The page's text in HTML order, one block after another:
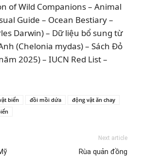
of Wild Companions – Animal
Guide – Ocean Bestiary –
Darwin) – Dữ liệu bổ sung từ
(Chelonia mydas) – Sách Đỏ
2025) – IUCN Red List –
biển đồi mồi dứa
động vật ăn chay
Next article
Rùa quản đồng